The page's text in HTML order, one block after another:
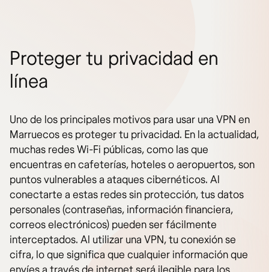
Proteger tu privacidad en
línea
Uno de los principales motivos para usar una VPN en
Marruecos es proteger tu privacidad. En la actualidad,
muchas redes Wi-Fi públicas, como las que
encuentras en cafeterías, hoteles o aeropuertos, son
puntos vulnerables a ataques cibernéticos. Al
conectarte a estas redes sin protección, tus datos
personales (contraseñas, información financiera,
correos electrónicos) pueden ser fácilmente
interceptados. Al utilizar una VPN, tu conexión se
cifra, lo que significa que cualquier información que